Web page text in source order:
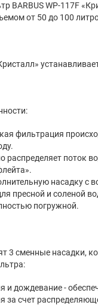
для фильтрации воды
в аквариумах объемом от 50 до 100
Фильтр Barbus
за счёт губки, которая поглощает грязь и
воды в аквариуме с помощью системы
Имеет
пресной и соленой
погружной.
создают разные варианты
дождевание -
за счет